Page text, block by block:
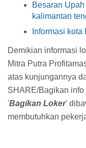
Besaran
kalimantan
Informasi
Demikian informasi
Mitra Putra
atas kunjungannya
SHARE/Bagikan
'Bagikan Loker'
membutuhkan